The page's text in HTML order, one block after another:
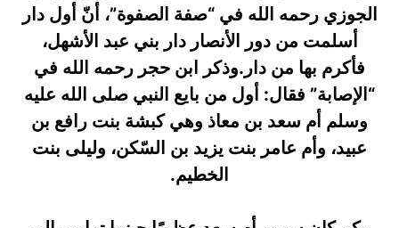
الجوزي رحمه الله في “صفة الصفوة”، أنّ أول دار
أسلمت من دور الأنصار دار بني عبد الأشهل،
فأكرم بها من دار.وذكر ابن حجر رحمه الله في
“الإصابة” فقال: أول من بايع النبي صلى الله عليه
وسلم أم سعد بن معاذ وهي كبشة بنت رافع بن
عبيد، وأم عامر بنت يزيد بن السّكن، وليلى بنت
الخطيم.